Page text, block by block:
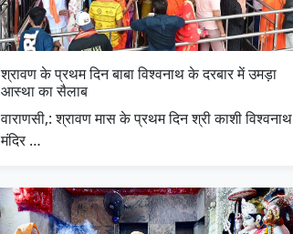
श्रावण के प्रथम दिन बाबा विश्वनाथ के दरबार में उमड़ा
आस्था का सैलाब
वाराणसी,: श्रावण मास के प्रथम दिन श्री काशी विश्वनाथ
मंदिर …